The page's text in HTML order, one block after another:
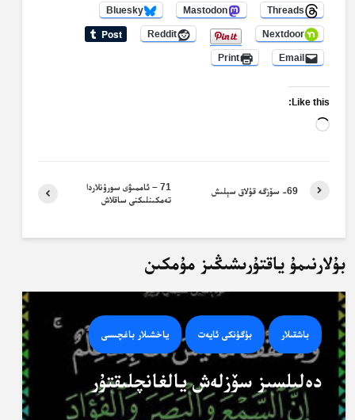
Threads
Mastodon
Bluesky
Nextdoor
Reddit
Email
Print
Like this:
Loading…
71 – ئاممىۋى سورۇنلاردا
تەمكىنلىكنى ساقلاش
69- سۆزگە قۇلاق سېلىش
بۇلارنىمۇ ياقتۇرىشىڭىز مۇمكىن
باشقىلار بۈگۈنكى ئايەت ياخشىلار باغچىسى
دەلىلسىز سۆزلەش يالغانچلىقتۇر